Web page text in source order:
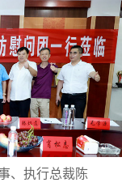
、执行总裁陈